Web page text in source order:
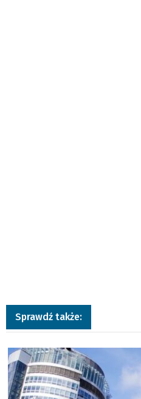
Sprawdź także:
a